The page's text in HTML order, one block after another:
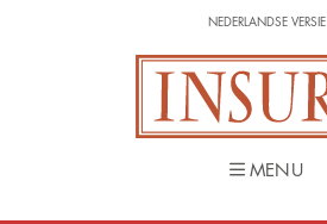
NEDERLANDSE VERSIE
MENU
NEDERLANDSE VERSIE
MENU